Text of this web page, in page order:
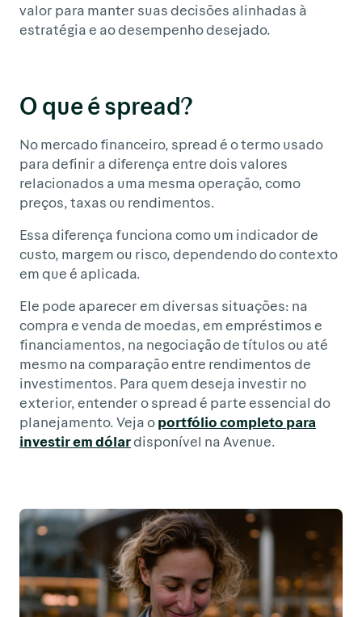
valor para manter suas decisões alinhadas à
estratégia e ao desempenho desejado.
O que é spread?
No mercado financeiro, spread é o termo usado
para definir a diferença entre dois valores
relacionados a uma mesma operação, como
preços, taxas ou rendimentos.
Essa diferença funciona como um indicador de
custo, margem ou risco, dependendo do contexto
em que é aplicada.
Ele pode aparecer em diversas situações: na
compra e venda de moedas, em empréstimos e
financiamentos, na negociação de títulos ou até
mesmo na comparação entre rendimentos de
investimentos. Para quem deseja investir no
exterior, entender o spread é parte essencial do
planejamento. Veja oportfólio completo para
investir em dólardisponível na Avenue.